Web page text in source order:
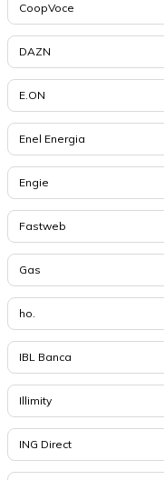
CoopVoce
DAZN
E.ON
Enel Energia
Engie
Fastweb
Gas
ho.
IBL Banca
Illimity
ING Direct